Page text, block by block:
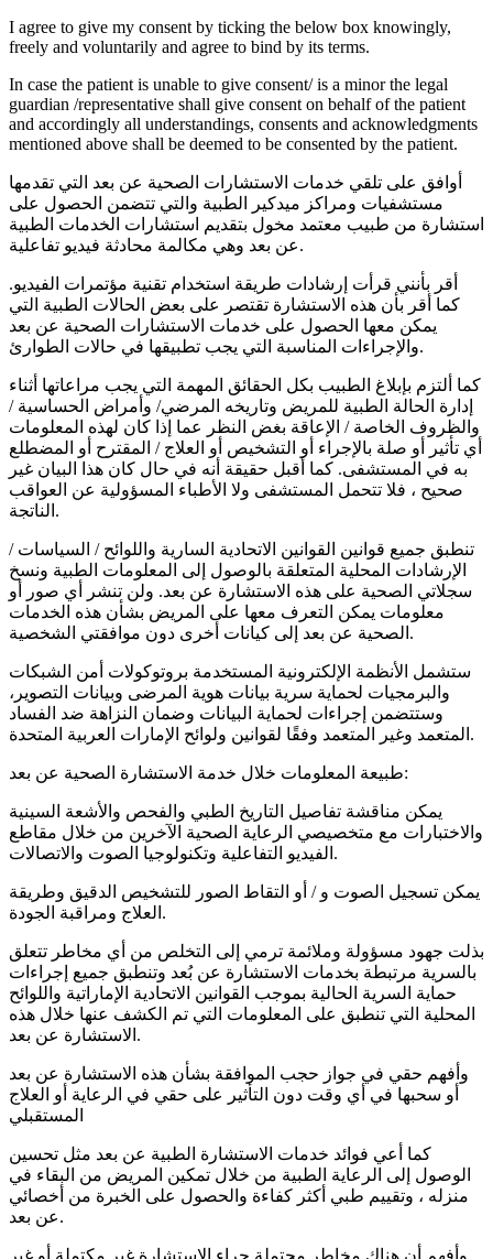
I agree to give my consent by ticking the below box knowingly,
freely and voluntarily and agree to bind by its terms.
In case the patient is unable to give consent/ is a minor the legal
guardian /representative shall give consent on behalf of the patient
and accordingly all understandings, consents and acknowledgments
mentioned above shall be deemed to be consented by the patient.
أوافق على تلقي خدمات الاستشارات الصحية عن بعد التي تقدمها
مستشفيات ومراكز ميدكير الطبية والتي تتضمن الحصول على
استشارة من طبيب معتمد مخول بتقديم استشارات الخدمات الطبية
عن بعد وهي مكالمة محادثة فيديو تفاعلية.
أقر بأنني قرأت إرشادات طريقة استخدام تقنية مؤتمرات الفيديو.
كما أقر بأن هذه الاستشارة تقتصر على بعض الحالات الطبية التي
يمكن معها الحصول على خدمات الاستشارات الصحية عن بعد
والإجراءات المناسبة التي يجب تطبيقها في حالات الطوارئ.
كما ألتزم بإبلاغ الطبيب بكل الحقائق المهمة التي يجب مراعاتها أثناء
إدارة الحالة الطبية للمريض وتاريخه المرضي/ وأمراض الحساسية /
والظروف الخاصة / الإعاقة بغض النظر عما إذا كان لهذه المعلومات
أي تأثير أو صلة بالإجراء أو التشخيص أو العلاج / المقترح أو المضطلع
به في المستشفى. كما أقبل حقيقة أنه في حال كان هذا البيان غير
صحيح ، فلا تتحمل المستشفى ولا الأطباء المسؤولية عن العواقب
الناتجة.
تنطبق جميع قوانين القوانين الاتحادية السارية واللوائح / السياسات /
الإرشادات المحلية المتعلقة بالوصول إلى المعلومات الطبية ونسخ
سجلاتي الصحية على هذه الاستشارة عن بعد. ولن تنشر أي صور أو
معلومات يمكن التعرف معها على المريض بشأن هذه الخدمات
الصحية عن بعد إلى كيانات أخرى دون موافقتي الشخصية.
ستشمل الأنظمة الإلكترونية المستخدمة بروتوكولات أمن الشبكات
والبرمجيات لحماية سرية بيانات هوية المرضى وبيانات التصوير،
وستتضمن إجراءات لحماية البيانات وضمان النزاهة ضد الفساد
المتعمد وغير المتعمد وفقًا لقوانين ولوائح الإمارات العربية المتحدة.
طبيعة المعلومات خلال خدمة الاستشارة الصحية عن بعد:
يمكن مناقشة تفاصيل التاريخ الطبي والفحص والأشعة السينية
والاختبارات مع متخصيصي الرعاية الصحية الآخرين من خلال مقاطع
الفيديو التفاعلية وتكنولوجيا الصوت والاتصالات.
يمكن تسجيل الصوت و / أو التقاط الصور للتشخيص الدقيق وطريقة
العلاج ومراقبة الجودة.
بذلت جهود مسؤولة وملائمة ترمي إلى التخلص من أي مخاطر تتعلق
بالسرية مرتبطة بخدمات الاستشارة عن بُعد وتنطبق جميع إجراءات
حماية السرية الحالية بموجب القوانين الاتحادية الإماراتية واللوائح
المحلية التي تنطبق على المعلومات التي تم الكشف عنها خلال هذه
الاستشارة عن بعد.
وأفهم حقي في جواز حجب الموافقة بشأن هذه الاستشارة عن بعد
أو سحبها في أي وقت دون التأثير على حقي في الرعاية أو العلاج
المستقبلي
كما أعي فوائد خدمات الاستشارة الطبية عن بعد مثل تحسين
الوصول إلى الرعاية الطبية من خلال تمكين المريض من البقاء في
منزله ، وتقييم طبي أكثر كفاءة والحصول على الخبرة من أخصائي
عن بعد.
وأفهم أن هناك مخاطر محتملة جراء الاستشارة غير مكتملة أو غير